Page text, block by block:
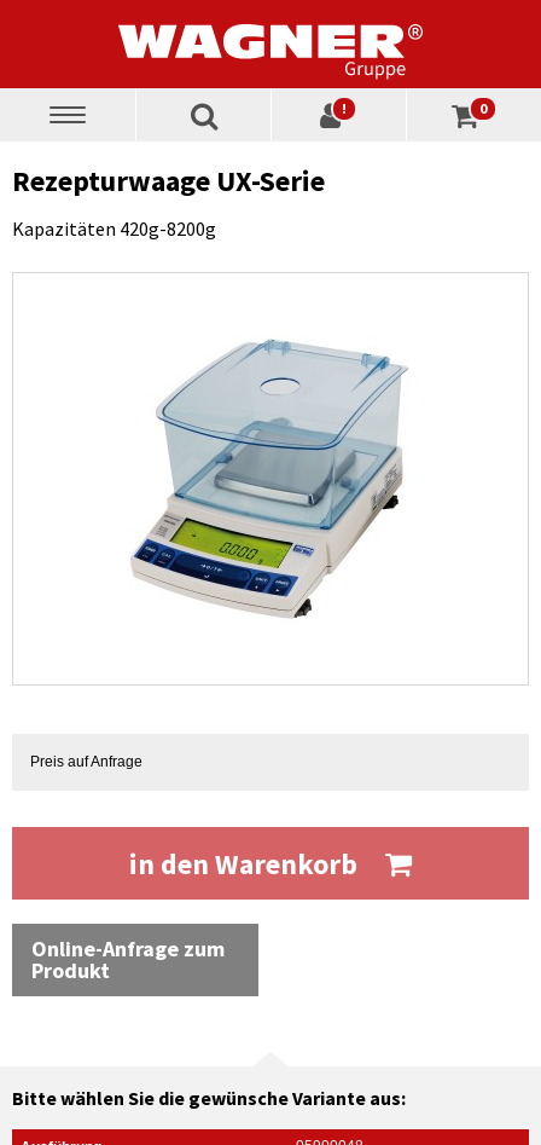
Toggle
! 0
Rezepturwaage UX-Serie
Kapazitäten 420g-8200g
Preis auf Anfrage
in den Warenkorb
Online-Anfrage zum
Produkt
Bitte wählen Sie die gewünsche Variante aus: